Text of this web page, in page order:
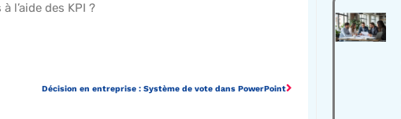
l’aide des KPI ?
Décision en entreprise : Système de vote dans PowerPoint